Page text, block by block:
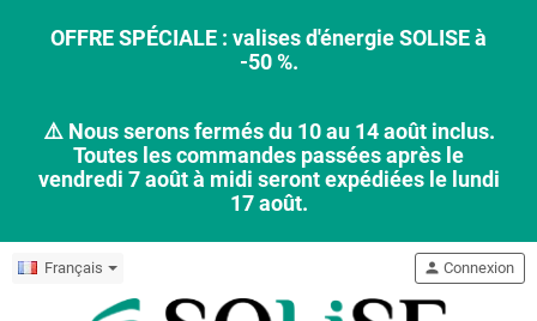
OFFRE SPÉCIALE : valises d'énergie SOLISE à
-50 %.
⚠️ Nous serons fermés du 10 au 14 août inclus.
Toutes les commandes passées après le
vendredi 7 août à midi seront expédiées le lundi
17 août.
Français person Connexion